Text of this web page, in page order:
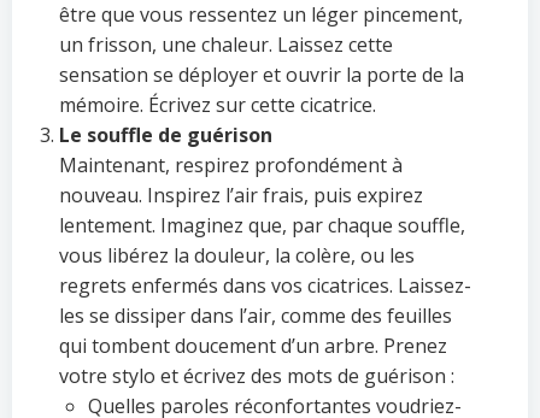
être que vous ressentez un léger pincement,
un frisson, une chaleur. Laissez cette
sensation se déployer et ouvrir la porte de la
mémoire. Écrivez sur cette cicatrice.
Le souffle de guérison
Maintenant, respirez profondément à
nouveau. Inspirez l’air frais, puis expirez
lentement. Imaginez que, par chaque souffle,
vous libérez la douleur, la colère, ou les
regrets enfermés dans vos cicatrices. Laissez-
les se dissiper dans l’air, comme des feuilles
qui tombent doucement d’un arbre. Prenez
votre stylo et écrivez des mots de guérison :
Quelles paroles réconfortantes voudriez-